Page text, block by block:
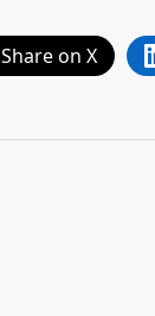
Share on X